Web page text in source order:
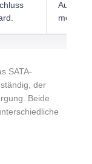
Auf
SATA-
der
Beide